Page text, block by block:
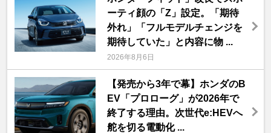
ーティ顔の「Z」設定。「期待
外れ」「フルモデルチェンジを
期待していた」と内容に物 ...
2026年8月6日
【発売から3年で幕】ホンダのB
EV「プロローグ」が2026年で
終了する理由。次世代e:HEVへ
舵を切る電動化 ...